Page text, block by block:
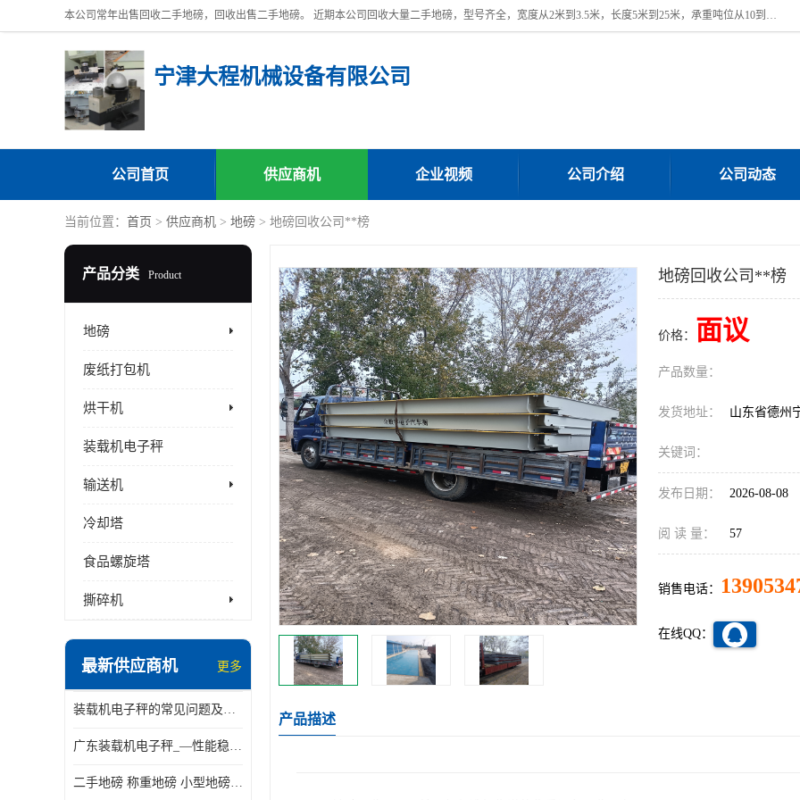
本公司常年出售回收二手地磅，回收出售二手地磅。 近期本公司回收大量二手地磅，型号齐全，宽度从2米到3.5米，长度5米到25米，承重吨位从10到200吨，成色7—9成新。 ? 使用年限6个月至2年，产品来源于个人闲置品，工矿企业停用品，因小换大而来。 精准度和新的一样， 二手地磅是内行人的选择，打个电话就省钱朋友您好等什么
宁津大程机械设备有限公司
公司首页 供应商机 企业视频 公司介绍 公司动态
当前位置： 首页 > 供应商机 > 地磅 > 地磅回收公司**榜
产品分类 Product
地磅
废纸打包机
烘干机
装载机电子秤
输送机
冷却塔
食品螺旋塔
撕碎机
最新供应商机 更多
装载机电子秤的常见问题及解决方法介绍
广东装载机电子秤_—性能稳定—操作简单—品质可靠
二手地磅 称重地磅 小型地磅 一百吨地磅
地磅回收公司**榜
价格： 面议
产品数量：
发货地址： 山东省德州
关键词：
发布日期： 2026-08-08
阅 读 量： 57
销售电话：
在线QQ：
产品描述